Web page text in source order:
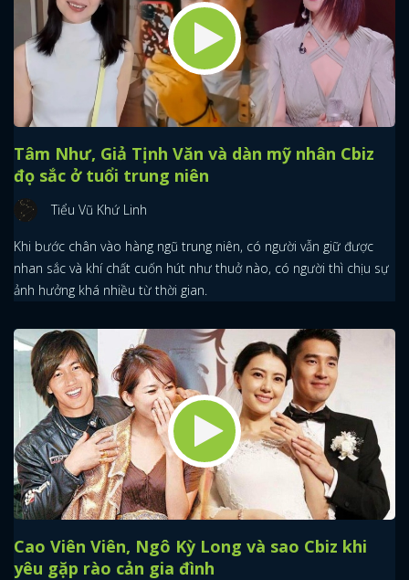
Tâm Như, Giả Tịnh Văn và dàn mỹ nhân Cbiz
đọ sắc ở tuổi trung niên
Tiểu Vũ Khứ Linh
Khi bước chân vào hàng ngũ trung niên, có người vẫn giữ được
nhan sắc và khí chất cuốn hút như thuở nào, có người thì chịu sự
ảnh hưởng khá nhiều từ thời gian.
Cao Viên Viên, Ngô Kỳ Long và sao Cbiz khi
yêu gặp rào cản gia đình